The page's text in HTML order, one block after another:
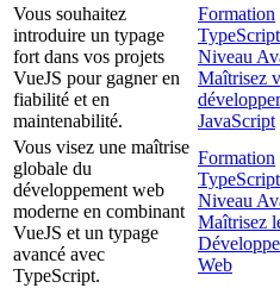
Vous souhaitez
introduire un typage
fort dans vos projets
VueJS pour gagner en
fiabilité et en
maintenabilité.
Formation
Niveau
Maîtrisez
JavaScript
Vous visez une maîtrise
globale du
développement web
moderne en combinant
VueJS et un typage
avancé avec
TypeScript.
Formation
Niveau
Maîtrisez
Web